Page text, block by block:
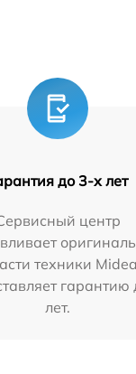
до 3-х лет
центр
техники
гарантию
лет.